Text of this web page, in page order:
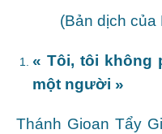
(Bản dịch của
« Tôi, tôi không
một người »
Thánh Gioan Tẩy